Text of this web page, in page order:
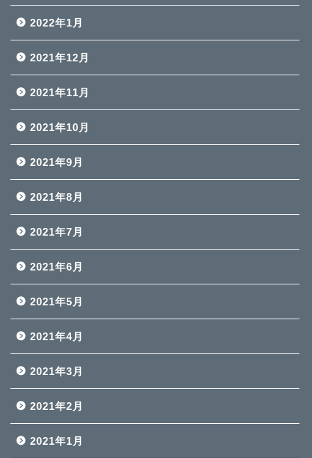
2022年1月
2021年12月
2021年11月
2021年10月
2021年9月
2021年8月
2021年7月
2021年6月
2021年5月
2021年4月
2021年3月
2021年2月
2021年1月